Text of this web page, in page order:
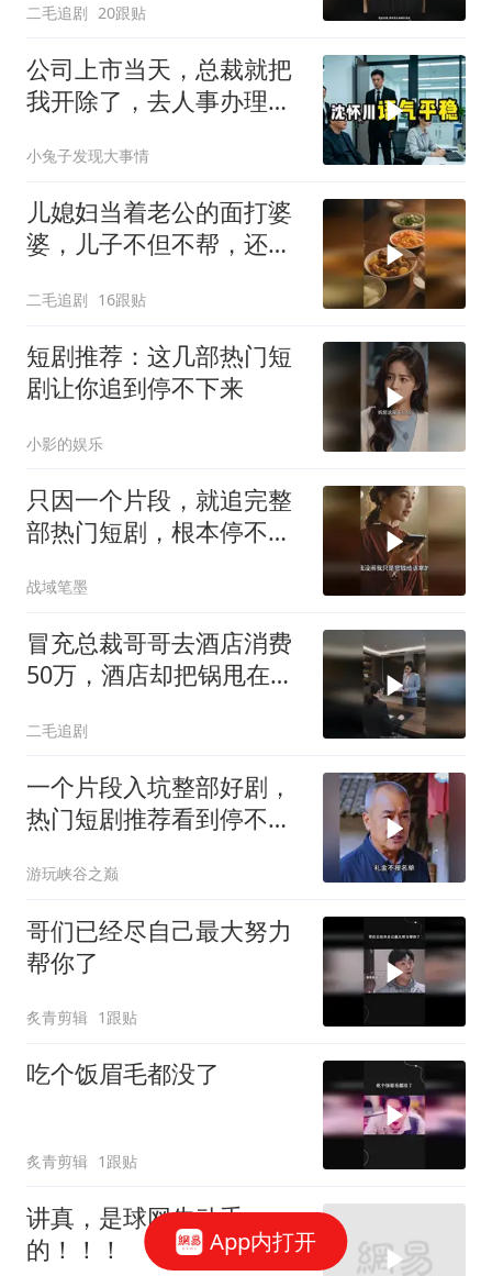
二毛追剧 20跟贴
公司上市当天，总裁就把
我开除了，去人事办理离
小兔子发现大事情
儿媳妇当着老公的面打婆
婆，儿子不但不帮，还助
二毛追剧 16跟贴
短剧推荐：这几部热门短
剧让你追到停不下来
小影的娱乐
只因一个片段，就追完整
部热门短剧，根本停不下
战域笔墨
冒充总裁哥哥去酒店消费
50万，酒店却把锅甩在总
二毛追剧
一个片段入坑整部好剧，
热门短剧推荐看到停不下
游玩峡谷之巅
哥们已经尽自己最大努力
帮你了
炙青剪辑 1跟贴
吃个饭眉毛都没了
炙青剪辑 1跟贴
讲真，是球网先动手
的！！！
App内打开